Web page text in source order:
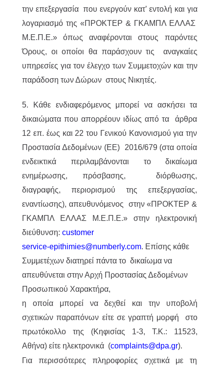
την επεξεργασία που ενεργούν κατ’ εντολή και για
λογαριασμό της «ΠΡΟΚΤΕΡ & ΓΚΑΜΠΛ ΕΛΛΑΣ
M.Ε.Π.Ε.» όπως αναφέρονται στους παρόντες
Όρους, οι οποίοι θα παράσχουν τις αναγκαίες
υπηρεσίες για τον έλεγχο των Συμμετοχών και την
παράδοση των Δώρων στους Νικητές.
5. Κάθε ενδιαφερόμενος μπορεί να ασκήσει τα
δικαιώματα που απορρέουν ιδίως από τα άρθρα
12 επ. έως και 22 του Γενικού Κανονισμού για την
Προστασία Δεδομένων (ΕΕ) 2016/679 (στα οποία
ενδεικτικά περιλαμβάνονται το δικαίωμα
ενημέρωσης, πρόσβασης, διόρθωσης,
διαγραφής, περιορισμού της επεξεργασίας,
εναντίωσης), απευθυνόμενος στην «ΠΡΟΚΤΕΡ &
ΓΚΑΜΠΛ ΕΛΛΑΣ M.Ε.Π.Ε.» στην ηλεκτρονική
διεύθυνση:customer
service-epithimies@numberly.com. Επίσης κάθε
Συμμετέχων διατηρεί πάντα το δικαίωμα να
απευθύνεται στην Αρχή Προστασίας Δεδομένων
Προσωπικού Χαρακτήρα,
η οποία μπορεί να δεχθεί και την υποβολή
σχετικών παραπόνων είτε σε γραπτή μορφή στο
πρωτόκολλο της (Κηφισίας 1-3, Τ.Κ.: 11523,
Αθήνα) είτε ηλεκτρονικά (complaints@dpa.gr).
Για περισσότερες πληροφορίες σχετικά με τη